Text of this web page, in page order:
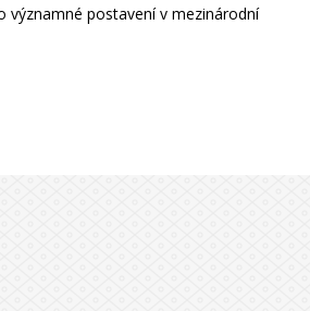
významné postavení v mezinárodní